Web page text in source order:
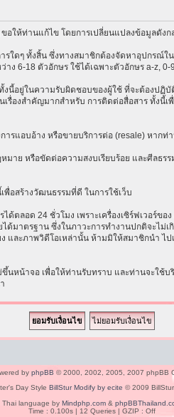
ให้ท่านแก้ไข โดยการเปลี่ยนแปลงข้อมูลดัง
ใดๆ ทั้งสิ้น ซึ่งทางสมาชิกต้องจัดหาอุปกรณ์
ง 6-18 ตัวอักษร ใช้ได้เฉพาะตัวอักษร a-z, 0-
นี้อยู่ในความรับผิดชอบของผู้ใช้ ที่จะต้องป
องสำคัญมากสำหรับ การติดต่อสื่อสาร ทั้งนี้
รแอบอ้าง หรือขายบริการต่อ (resale) หา
าย หรือขัดต่อความสงบเรียบร้อย และศีลธ
อสร้างวัฒนธรรมที่ดี ในการใช้เว็บ
ตลอด 24 ชั่วโมง เพราะเครื่องเซิร์ฟเวอร์
าตรฐาน ซึ่งในภาวะการทำงานปกติจะไม่
และภาพวิดีโอเหล่านั้น ห้ามมิให้สมาชิกนำ
หน้าจอ เพื่อให้ท่านรับทราบ และท่านจะใ
byphpBB © 2000, 2002, 2005, 2007 phpBB
Day StyleBillStur Modify by ecite © 2009
Thai language byMindphp.com &
Time : 0.100s | 12 Queries | GZIP : Off